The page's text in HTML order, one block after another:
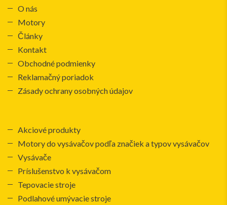
O nás
Motory
Články
Kontakt
Obchodné podmienky
Reklamačný poriadok
Zásady ochrany osobných údajov
Akciové produkty
Motory do vysávačov podľa značiek a typov vysávačov
Vysávače
Príslušenstvo k vysávačom
Tepovacie stroje
Podlahové umývacie stroje